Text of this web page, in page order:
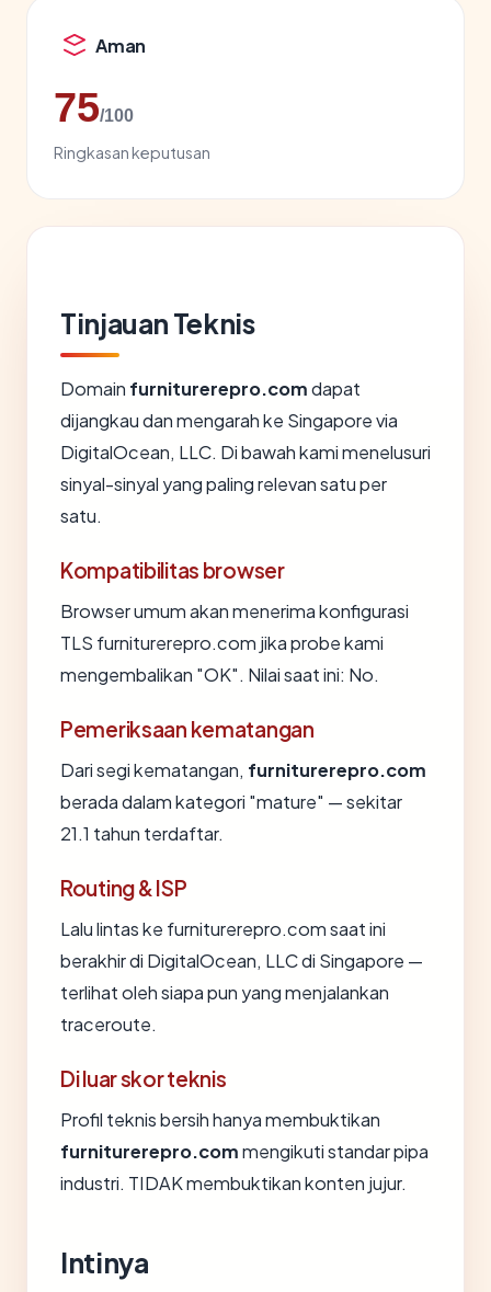
Aman
75/100
Ringkasan keputusan
Tinjauan Teknis
Domain furniturerepro.comdapat
dijangkau dan mengarah ke Singapore via
DigitalOcean, LLC. Di bawah kami menelusuri
sinyal-sinyal yang paling relevan satu per
satu.
Kompatibilitas browser
Browser umum akan menerima konfigurasi
TLS furniturerepro.com jika probe kami
mengembalikan "OK". Nilai saat ini: No.
Pemeriksaan kematangan
Dari segi kematangan, furniturerepro.com
berada dalam kategori "mature" — sekitar
21.1 tahun terdaftar.
Routing & ISP
Lalu lintas ke furniturerepro.com saat ini
berakhir di DigitalOcean, LLC di Singapore —
terlihat oleh siapa pun yang menjalankan
traceroute.
Di luar skor teknis
Profil teknis bersih hanya membuktikan
furniturerepro.commengikuti standar pipa
industri. TIDAK membuktikan konten jujur.
Intinya